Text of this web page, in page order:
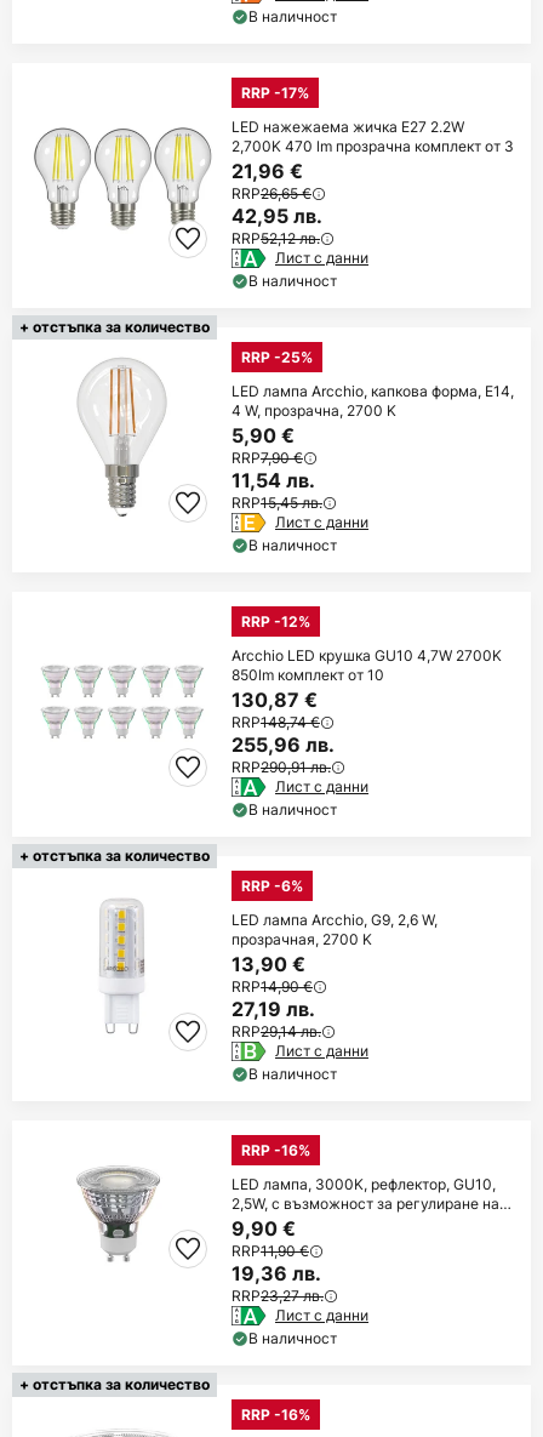
В наличност
RRP -17%
LED нажежаема жичка E27 2.2W
2,700K 470 lm прозрачна комплект от 3
21,96 €
RRP26,65 €
42,95 лв.
RRP52,12 лв.
Лист с данни
В наличност
+ отстъпка за количество
RRP -25%
LED лампа Arcchio, капкова форма, E14,
4 W, прозрачна, 2700 K
5,90 €
RRP7,90 €
11,54 лв.
RRP15,45 лв.
Лист с данни
В наличност
RRP -12%
Arcchio LED крушка GU10 4,7W 2700K
850lm комплект от 10
130,87 €
RRP148,74 €
255,96 лв.
RRP290,91 лв.
Лист с данни
В наличност
+ отстъпка за количество
RRP -6%
LED лампа Arcchio, G9, 2,6 W,
прозрачная, 2700 K
13,90 €
RRP14,90 €
27,19 лв.
RRP29,14 лв.
Лист с данни
В наличност
RRP -16%
LED лампа, 3000K, рефлектор, GU10,
2,5W, с възможност за регулиране на
яркостта
9,90 €
RRP11,90 €
19,36 лв.
RRP23,27 лв.
Лист с данни
В наличност
+ отстъпка за количество
RRP -16%